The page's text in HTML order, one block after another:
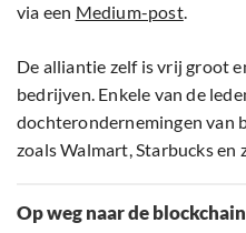
via een Medium-post.
De alliantie zelf is vrij groot
bedrijven. Enkele van de
dochterondernemingen van
zoals Walmart, Starbucks en
Op weg naar de blockchain